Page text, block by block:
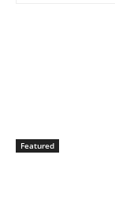
Featured